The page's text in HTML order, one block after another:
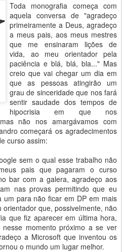
Toda monografia começa com
aquela conversa de "agradeço
primeiramente a Deus, agradeço
a meus pais, aos meus mestres
que me ensinaram lições de
vida, ao meu orientador pela
paciência e blá, blá, bla..." Mas
creio que vai chegar um dia em
que as pessoas atingirão um
grau de sinceridade que nos fará
sentir saudade dos tempos de
hipocrisia em que nos
não nos amargávamos com
começará os agradecimentos
curso assim:
sem o qual esse trabalho não
pais que pagaram o curso
bar com a galera, agradeço aos
nas provas permitindo que eu
para não ficar em DP em mais
que, possivelmente, não
que fiz aparecer em última hora,
momento próximo a se ver
a Microsoft que inventou os
o mundo um lugar melhor.